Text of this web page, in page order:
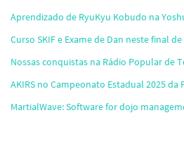
Aprendizado de RyuKyu Kobudo na
Curso SKIF e Exame de Dan neste final
Nossas conquistas na Rádio Popular de
AKIRS no Campeonato Estadual 2025 da
MartialWave: Software for dojo